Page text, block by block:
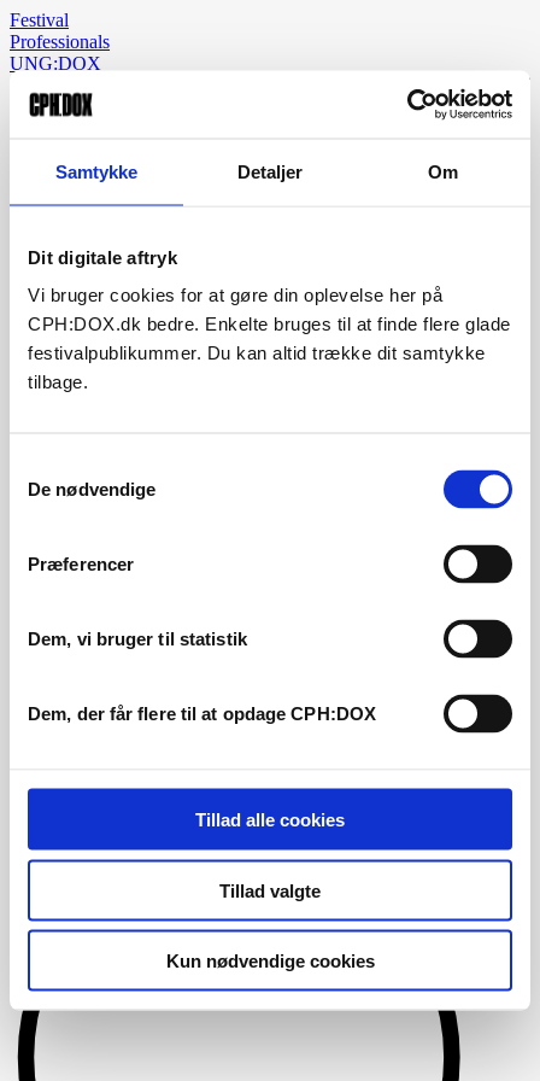
Samtykke Detaljer Om
Dit digitale aftryk
Vi bruger cookies for at gøre din oplevelse her på
CPH:DOX.dk bedre. Enkelte bruges til at finde flere glade
festivalpublikummer. Du kan altid trække dit samtykke
tilbage.
De nødvendige
Præferencer
Dem, vi bruger til statistik
Dem, der får flere til at opdage CPH:DOX
Tillad alle cookies
Tillad valgte
Kun nødvendige cookies
Festival
Professionals
UNG:DOX